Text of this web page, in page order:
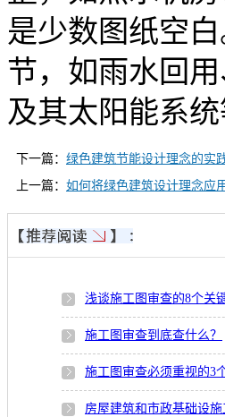
是少数图纸空
节，如雨水回
及其太阳能系
下一篇： 绿色建筑节能设计理念的实
上一篇： 如何将绿色建筑设计理念应
浅谈施工图审查的8个关
施工图审查到底查什么？
施工图审查必须重视的3
房屋建筑和市政基础设